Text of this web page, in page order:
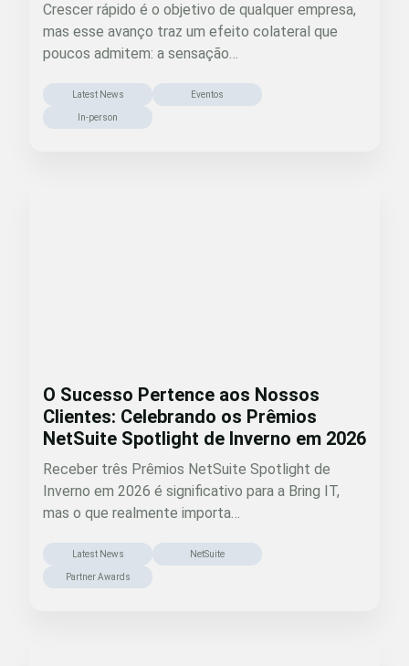
Crescer rápido é o objetivo de qualquer empresa,
mas esse avanço traz um efeito colateral que
poucos admitem: a sensação…
Latest News Eventos
In-person
O Sucesso Pertence aos Nossos
Clientes: Celebrando os Prêmios
NetSuite Spotlight de Inverno em 2026
Receber três Prêmios NetSuite Spotlight de
Inverno em 2026 é significativo para a Bring IT,
mas o que realmente importa…
Latest News NetSuite
Partner Awards